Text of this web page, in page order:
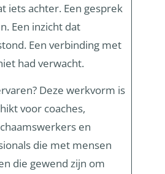
iets achter. Een gesprek
Een inzicht dat
Een verbinding met
had verwacht.
Deze werkvorm is
voor coaches,
en
die met mensen
die gewend zijn om